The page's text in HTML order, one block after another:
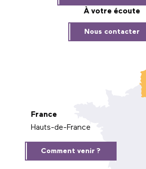
À votre écoute
Nous contacter
France
Hauts-de-France
Comment venir ?